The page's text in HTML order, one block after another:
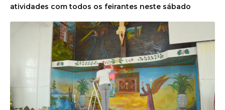
atividades com todos os feirantes neste sábado